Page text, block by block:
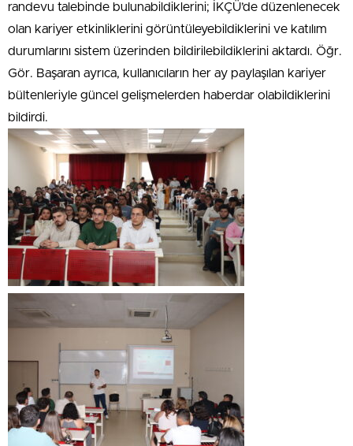
randevu talebinde bulunabildiklerini; İKÇÜ’de düzenlenecek
olan kariyer etkinliklerini görüntüleyebildiklerini ve katılım
durumlarını sistem üzerinden bildirilebildiklerini aktardı. Öğr.
Gör. Başaran ayrıca, kullanıcıların her ay paylaşılan kariyer
bültenleriyle güncel gelişmelerden haberdar olabildiklerini
bildirdi.